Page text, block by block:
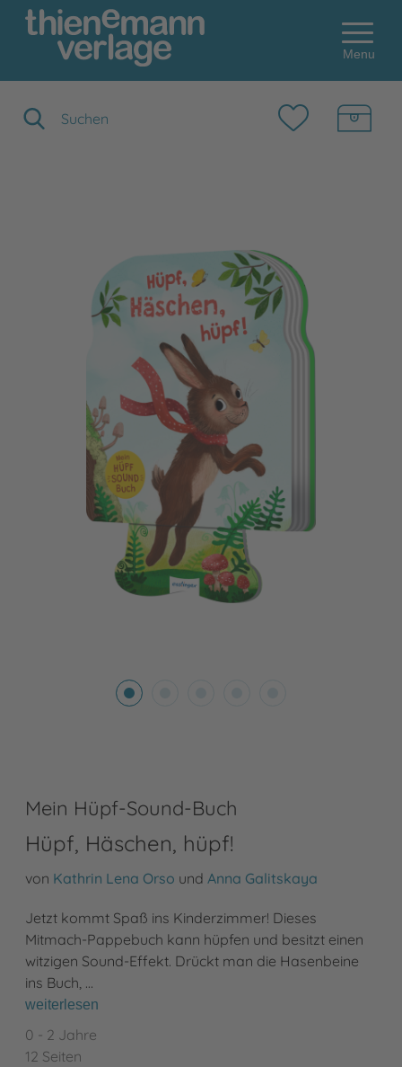
Menu
Mein Hüpf-Sound-Buch
Hüpf, Häschen, hüpf!
von Kathrin Lena Orso und Anna Galitskaya
Jetzt kommt Spaß ins Kinderzimmer! Dieses
Mitmach-Pappebuch kann hüpfen und besitzt einen
witzigen Sound-Effekt. Drückt man die Hasenbeine
ins Buch, …
weiterlesen
0 - 2 Jahre
12 Seiten